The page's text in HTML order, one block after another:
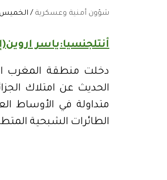
شؤون أمنية وعسكرية / الخميس 04 يونيو 2026 / لا توجد تعليقات:
أنتلجنسيا:ياسر
دخلت منطقة المغرب
متداولة في الأوساط
الطائرات الشبحية